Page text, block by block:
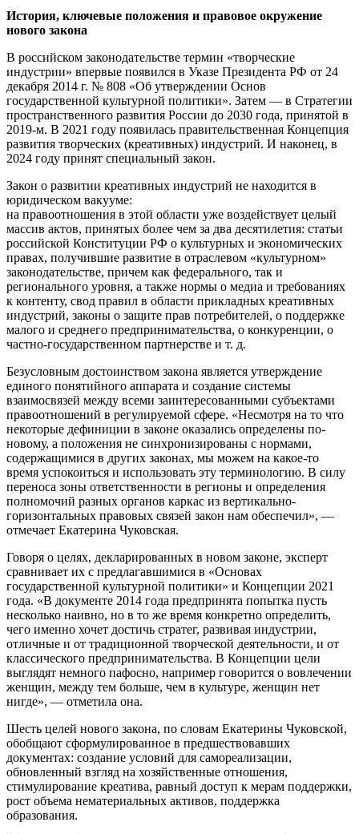
История, ключевые положения и правовое окружение
нового закона
В российском законодательстве термин «творческие
индустрии» впервые появился в Указе Президента РФ от 24
декабря 2014 г. № 808 «Об утверждении Основ
государственной культурной политики». Затем — в Стратегии
пространственного развития России до 2030 года, принятой в
2019-м. В 2021 году появилась правительственная Концепция
развития творческих (креативных) индустрий. И наконец, в
2024 году принят специальный закон.
Закон о развитии креативных индустрий не находится в
юридическом вакууме:
на правоотношения в этой области уже воздействует целый
массив актов, принятых более чем за два десятилетия: статьи
российской Конституции РФ о культурных и экономических
правах, получившие развитие в отраслевом «культурном»
законодательстве, причем как федерального, так и
регионального уровня, а также нормы о медиа и требованиях
к контенту, свод правил в области прикладных креативных
индустрий, законы о защите прав потребителей, о поддержке
малого и среднего предпринимательства, о конкуренции, о
частно-государственном партнерстве и т. д.
Безусловным достоинством закона является утверждение
единого понятийного аппарата и создание системы
взаимосвязей между всеми заинтересованными субъектами
правоотношений в регулируемой сфере. «Несмотря на то что
некоторые дефиниции в законе оказались определены по-
новому, а положения не синхронизированы с нормами,
содержащимися в других законах, мы можем на какое-то
время успокоиться и использовать эту терминологию. В силу
переноса зоны ответственности в регионы и определения
полномочий разных органов каркас из вертикально-
горизонтальных правовых связей закон нам обеспечил», —
отмечает Екатерина Чуковская.
Говоря о целях, декларированных в новом законе, эксперт
сравнивает их с предлагавшимися в «Основах
государственной культурной политики» и Концепции 2021
года. «В документе 2014 года предпринята попытка пусть
несколько наивно, но в то же время конкретно определить,
чего именно хочет достичь стратег, развивая индустрии,
отличные и от традиционной творческой деятельности, и от
классического предпринимательства. В Концепции цели
выглядят немного пафосно, например говорится о вовлечении
женщин, между тем больше, чем в культуре, женщин нет
нигде», — отметила она.
Шесть целей нового закона, по словам Екатерины Чуковской,
обобщают сформулированное в предшествовавших
документах: создание условий для самореализации,
обновленный взгляд на хозяйственные отношения,
стимулирование креатива, равный доступ к мерам поддержки,
рост объема нематериальных активов, поддержка
образования.